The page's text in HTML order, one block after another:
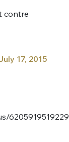
contre
17, 2015